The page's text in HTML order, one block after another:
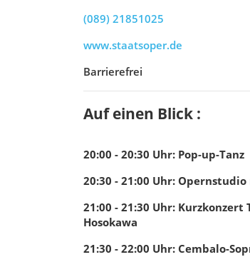
(089) 21851025
www.staatsoper.de
Barrierefrei
Auf einen Blick :
20:00 - 20:30 Uhr: Pop-up-Tanz
20:30 - 21:00 Uhr: Opernstudio
21:00 - 21:30 Uhr: Kurzkonzert
Hosokawa
21:30 - 22:00 Uhr: Cembalo-